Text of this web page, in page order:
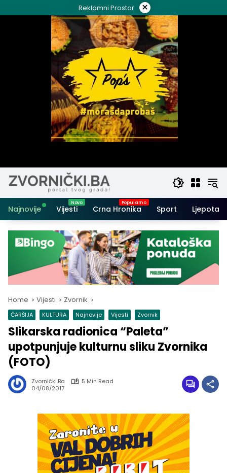
to
Reklamni Prostor ×
Najnovije Vijesti Crna Hronika Sport Ljepota i
Home Vijesti Zvornik
ČARŠIJA KULTURA Najnovije Vijesti Zvornik
Slikarska radionica “Paleta”
upotpunjuje kulturnu sliku Zvornika
(FOTO)
Zvornički.ba
5 Min Read
04/08/2017